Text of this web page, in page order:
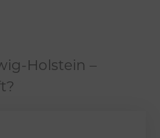
Holstein –